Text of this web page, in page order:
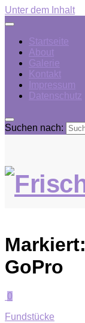
Unter dem Inhalt
Startseite
About
Galerie
Kontakt
Impressum
Datenschutz
Suchen nach:
Markiert:
GoPro
0
Fundstücke